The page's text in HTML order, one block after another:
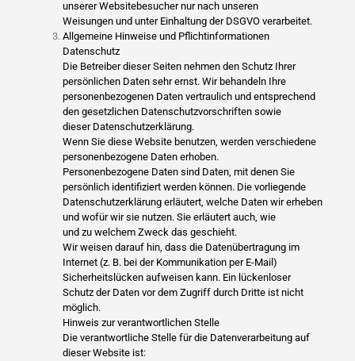
unserer Websitebesucher nur nach unseren
Weisungen und unter Einhaltung der DSGVO verarbeitet.
Allgemeine Hinweise und Pflichtinformationen
Datenschutz
Die Betreiber dieser Seiten nehmen den Schutz Ihrer
persönlichen Daten sehr ernst. Wir behandeln Ihre
personenbezogenen Daten vertraulich und entsprechend
den gesetzlichen Datenschutzvorschriften sowie
dieser Datenschutzerklärung.
Wenn Sie diese Website benutzen, werden verschiedene
personenbezogene Daten erhoben.
Personenbezogene Daten sind Daten, mit denen Sie
persönlich identifiziert werden können. Die vorliegende
Datenschutzerklärung erläutert, welche Daten wir erheben
und wofür wir sie nutzen. Sie erläutert auch, wie
und zu welchem Zweck das geschieht.
Wir weisen darauf hin, dass die Datenübertragung im
Internet (z. B. bei der Kommunikation per E-Mail)
Sicherheitslücken aufweisen kann. Ein lückenloser
Schutz der Daten vor dem Zugriff durch Dritte ist nicht
möglich.
Hinweis zur verantwortlichen Stelle
Die verantwortliche Stelle für die Datenverarbeitung auf
dieser Website ist: